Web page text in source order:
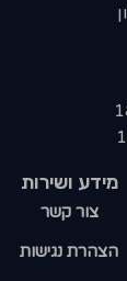
מידע ושירות
צור קשר
הצהרת נגישות